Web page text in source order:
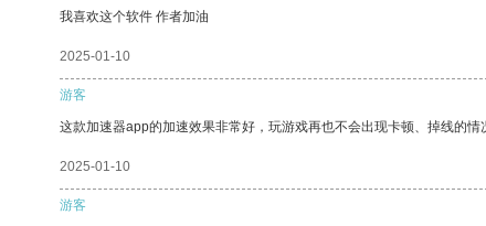
我喜欢这个软件 作者加油
2025-01-10
游客
这款加速器app的加速效果非常好，玩游戏再也不会出现卡顿、掉线的
2025-01-10
游客